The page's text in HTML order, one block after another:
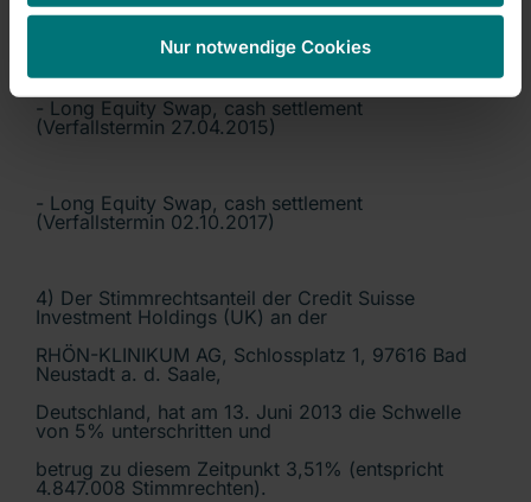
Nur notwendige Cookies
- Long Equity Swap, cash settlement
- Long Equity Swap, cash settlement
(Verfallstermin 27.04.2015)
- Long Equity Swap, cash settlement
(Verfallstermin 02.10.2017)
4) Der Stimmrechtsanteil der Credit Suisse
Investment Holdings (UK) an der
RHÖN-KLINIKUM AG, Schlossplatz 1, 97616 Bad
Neustadt a. d. Saale,
Deutschland, hat am 13. Juni 2013 die Schwelle
von 5% unterschritten und
betrug zu diesem Zeitpunkt 3,51% (entspricht
4.847.008 Stimmrechten).